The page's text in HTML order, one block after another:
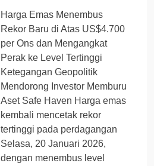
Harga Emas Menembus
Rekor Baru di Atas US$4.700
per Ons dan Mengangkat
Perak ke Level Tertinggi
Ketegangan Geopolitik
Mendorong Investor Memburu
Aset Safe Haven Harga emas
kembali mencetak rekor
tertinggi pada perdagangan
Selasa, 20 Januari 2026,
dengan menembus level